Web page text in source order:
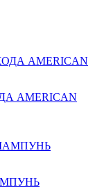
AMERICAN